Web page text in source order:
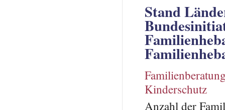
Stand
Kinderschutz
Anzahl der